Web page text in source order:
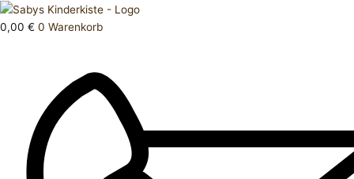
Zum
Inhalt
0,00 € 0 Warenkorb
Products
search
Hose
kurz